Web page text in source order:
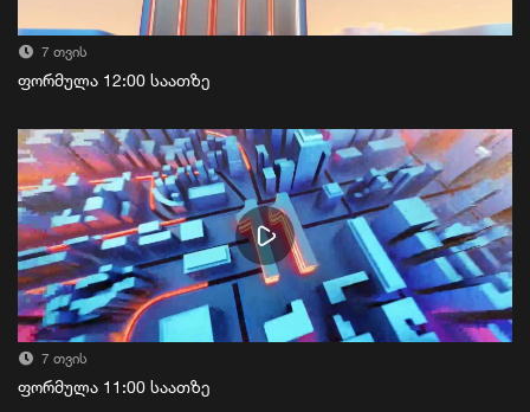
7 თვის
ფორმულა 12:00 საათზე
7 თვის
ფორმულა 11:00 საათზე